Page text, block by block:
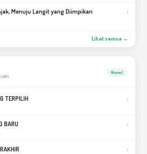
Menuju Langit yang Diimpikan ›
Lihat semua →
Novel
TERPILIH ›
BARU ›
›